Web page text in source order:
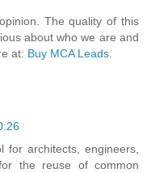
The quality of this
about who we are and
at: Buy MCA Leads
architects, engineers,
the reuse of common